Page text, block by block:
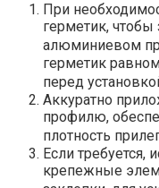
При
герметик, чтобы
алюминиевом
герметик
перед
Аккуратно
профилю,
плотность
Если требуется,
крепежные